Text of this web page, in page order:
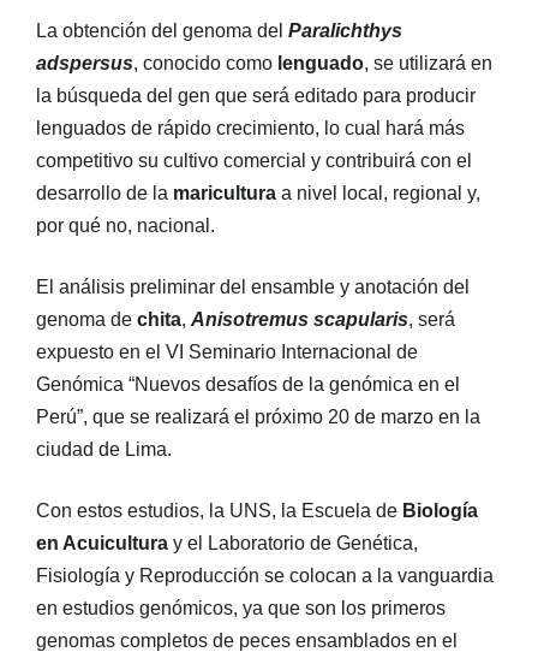
La obtención del genoma del Paralichthys
adspersus, conocido como lenguado, se utilizará en
la búsqueda del gen que será editado para producir
lenguados de rápido crecimiento, lo cual hará más
competitivo su cultivo comercial y contribuirá con el
desarrollo de la maricultura a nivel local, regional y,
por qué no, nacional.
El análisis preliminar del ensamble y anotación del
genoma de chita, Anisotremus scapularis, será
expuesto en el VI Seminario Internacional de
Genómica “Nuevos desafíos de la genómica en el
Perú”, que se realizará el próximo 20 de marzo en la
ciudad de Lima.
Con estos estudios, la UNS, la Escuela de Biología
en Acuicultura y el Laboratorio de Genética,
Fisiología y Reproducción se colocan a la vanguardia
en estudios genómicos, ya que son los primeros
genomas completos de peces ensamblados en el